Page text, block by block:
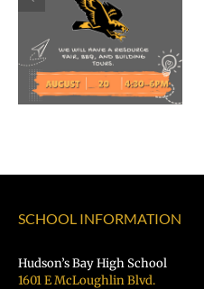
SCHOOL INFORMATION
Hudson’s Bay High School
1601 E McLoughlin Blvd.